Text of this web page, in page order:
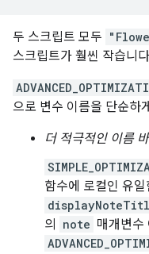
두 스크립트 모두
스크립트가 훨씬 작습니
으로 변수 이름을 단순하
더 적극적인 이름
함수에 로컬인 유
의
note 매개변수